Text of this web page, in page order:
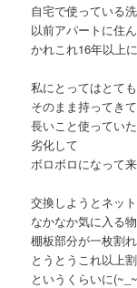
自宅で使っている洗
以前アパートに住
かれこれ16年以上に
私にとってはとて
そのまま持ってき
長いこと使ってい
劣化して
ボロボロになって
交換しようとネッ
なかなか気に入る
棚板部分が一枚割
とうとうこれ以上
というくらいに